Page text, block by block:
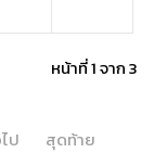
หน้าที่ 1 จาก 3
ป สุดท้าย